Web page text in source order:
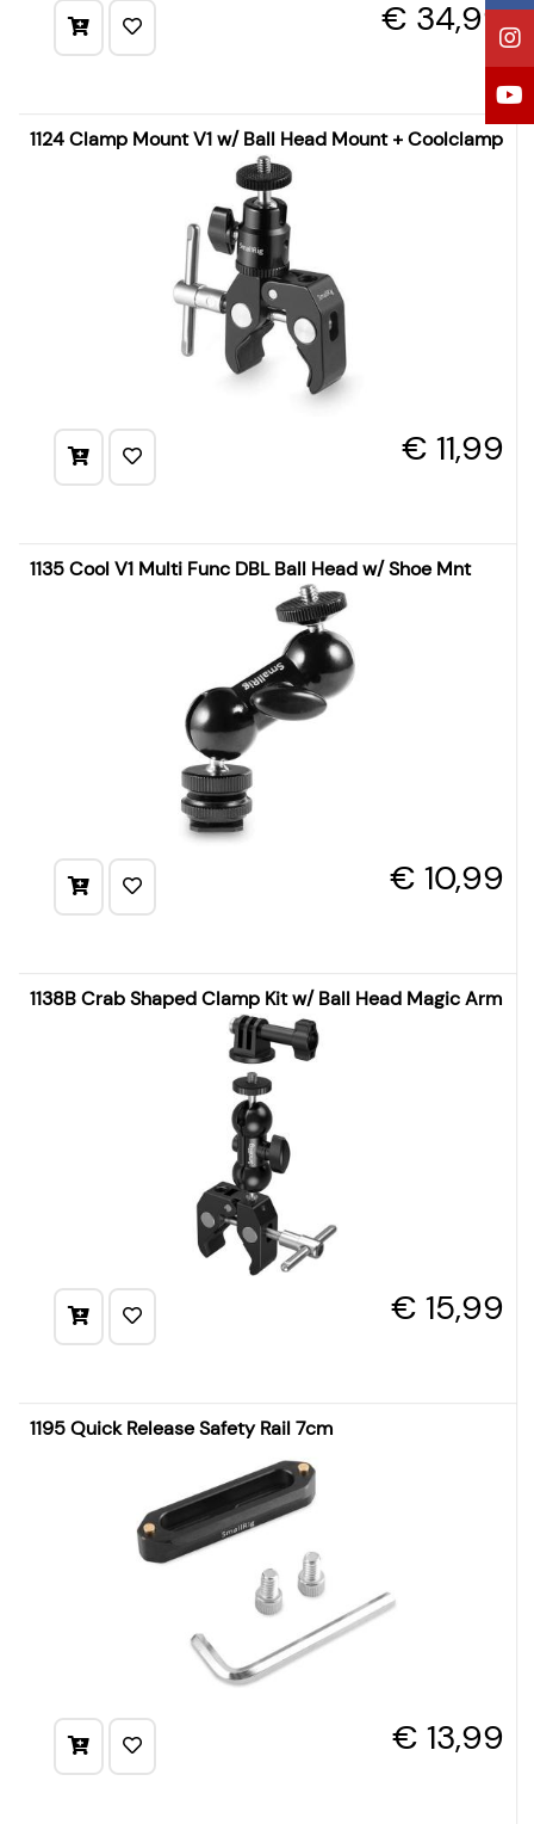
€ 34,99
1124 Clamp Mount V1 w/ Ball Head Mount + Coolclamp
€ 11,99
1135 Cool V1 Multi Func DBL Ball Head w/ Shoe Mnt
€ 10,99
1138B Crab Shaped Clamp Kit w/ Ball Head Magic Arm
€ 15,99
1195 Quick Release Safety Rail 7cm
€ 13,99